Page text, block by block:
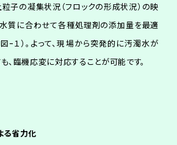
子の凝集状況（フロックの形成状況）の映
質に合わせて各種処理剤の添加量を最適
ｰ１）。よって、現場から突発的に汚濁水が
、臨機応変に対応することが可能です。
る省力化